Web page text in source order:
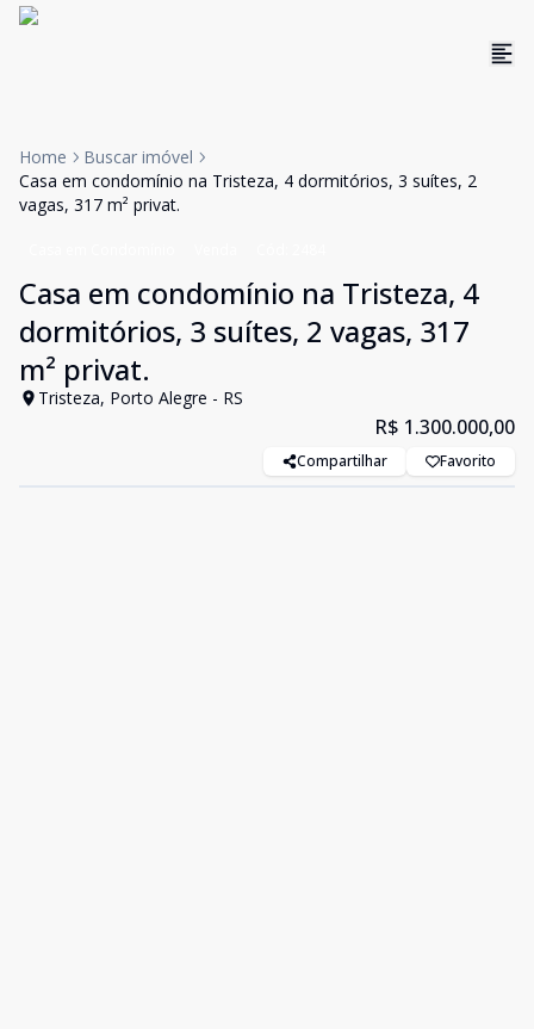
Home
Buscar imóvel
Casa em condomínio na Tristeza, 4 dormitórios, 3 suítes, 2
vagas, 317 m² privat.
Casa em condomínio na Tristeza, 4
dormitórios, 3 suítes, 2 vagas, 317
m² privat.
Tristeza, Porto Alegre - RS
R$ 1.300.000,00
Compartilhar Favorito